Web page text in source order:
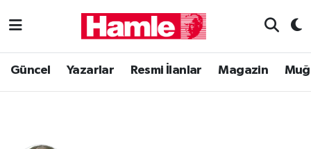
Güncel Yazarlar Resmi İlanlar Magazin
Güncel
Muğla Nöbetçi Eczaneler